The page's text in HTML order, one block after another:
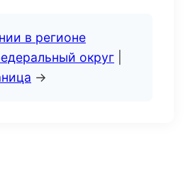
в регионе
округ
→